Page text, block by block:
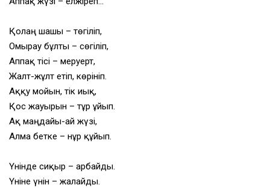
Қолаң шашы – төгіліп,
Омырау бұлты – сөгіліп,
Аппақ тісі – меруерт,
Жалт-жұлт етіп, көрініп.
Аққу мойын, тік иық,
Қос жауырын – тұр ұйып.
Ақ маңдайы-ай жүзі,
Алма бетке – нұр құйып.
Үнінде сиқыр – арбайды.
Үніне үнін – жалғайды.